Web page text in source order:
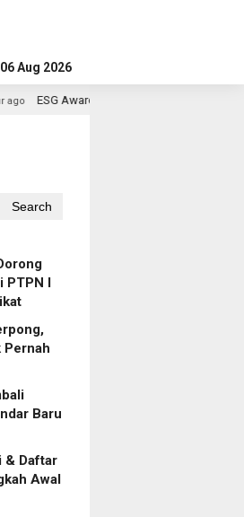
Aug 2026
2026 by KEHATI Kembali Digelar, Dorong
Search
PTPN I
Pernah
Baru
& Daftar
Awal